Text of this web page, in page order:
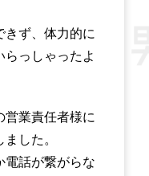
きず、体力的に
らっしゃったよ
営業責任者様に
した。
電話が繋がらな